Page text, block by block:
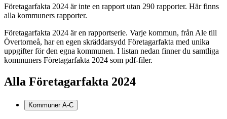
Företagarfakta 2024 är inte en rapport utan 290 rapporter. Här finns
alla kommuners rapporter.
Företagarfakta 2024 är en rapportserie. Varje kommun, från Ale till
Övertorneå, har en egen skräddarsydd Företagarfakta med unika
uppgifter för den egna kommunen. I listan nedan finner du samtliga
kommuners Företagarfakta 2024 som pdf-filer.
Alla Företagarfakta 2024
Kommuner A-C